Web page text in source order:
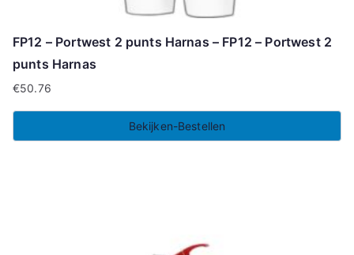
FP12 – Portwest 2 punts Harnas – FP12 – Portwest 2
punts Harnas
€50.76
Bekijken-Bestellen